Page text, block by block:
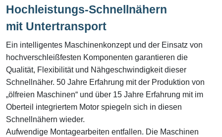
Hochleistungs-Schnellnähern
mit Untertransport
Ein intelligentes Maschinenkonzept und der Einsatz von
hochverschleißfesten Komponenten garantieren die
Qualität, Flexibilität und Nähgeschwindigkeit dieser
Schnellnäher. 50 Jahre Erfahrung mit der Produktion von
„ölfreien Maschinen“ und über 15 Jahre Erfahrung mit im
Oberteil integriertem Motor spiegeln sich in diesen
Schnellnähern wieder.
Aufwendige Montagearbeiten entfallen. Die Maschinen